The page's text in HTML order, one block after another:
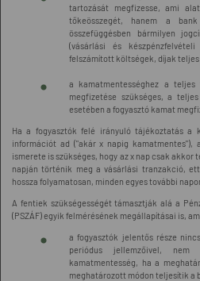
tartozását megfizesse, ami
tőkeösszegét, hanem a
összefüggésben bármilyen
(vásárlási és
felszámított költségek, díjak teljes
a kamatmentességhez a
megfizetése szükséges, a
esetében a fogyasztó kamat
Ha a fogyasztók felé irányuló tájékoztatás a
információt ad ("akár x napig kamatmentes"),
ismerete is szükséges, hogy az x nap csak akkor
napján történik meg a vásárlási tranzakció,
hossza folyamatosan, minden egyes további
A fentiek szükségességét támasztják alá a
(PSZÁF) egyik felmérésének megállapításai is,
a fogyasztók jelentős része
periódus jellemzőivel,
kamatmentesség, ha a
meghatározott módon teljesítik a